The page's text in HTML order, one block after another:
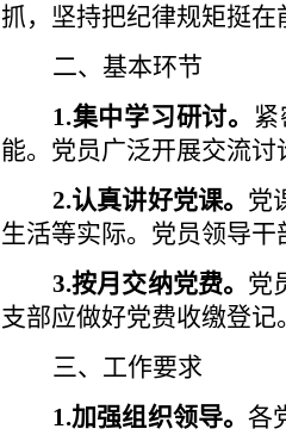
抓，坚持把纪律规矩挺在
二、基本环节
1.集中学习研讨。
能。党员广泛开展交流讨
2.认真讲好党课。 党
生活等实际。党员领导干
3.按月交纳党费。 党
支部应做好党费收缴登记。
三、工作要求
1.加强组织领导。各